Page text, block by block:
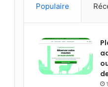
Populaire